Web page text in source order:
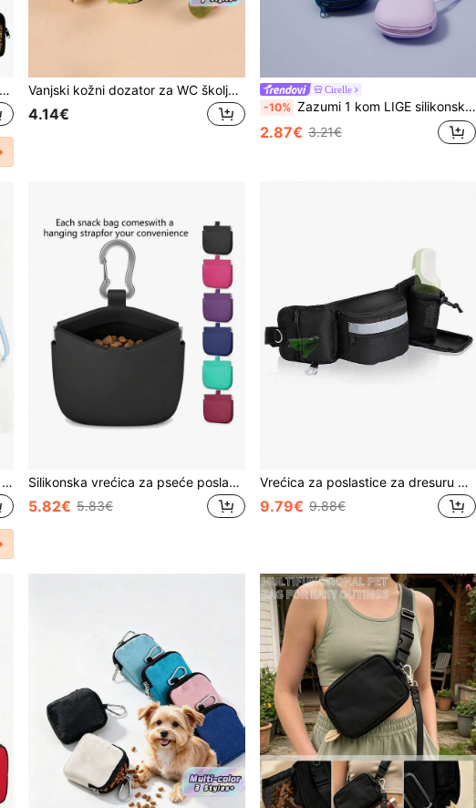
1 kom/2 kom/3 kom vrećica za nagrade za pse s kukicom i patentnim zatvaračem, set za trening ljubimaca, prikladno za trening šteneta, pohranu hrane za pse i šetnje na otvorenom, poliester, slatki uzorak psa Vanjski kožni dozator za WC školjku / Prijenosni dozator vrećica za pseći izmet / Višebojna vrećica za pseći izmet u različitim bojama / Višebojna
4.14€
Cirelle
-10% Zazumi 1 kom LIGE silikonska torbica za dresuru pasa, jednodijelna narukvica, minijaturna prijenosna džepna veličina, lako se čisti, torba za hodanje za kućne ljubimce, silikonska vrećica za poslastice za kućne ljubimce, prijenosna torbica za dresuru pasa
2.87€ 3.21€
Slatka silikonska torba za dresuru kućnih ljubimaca s otiskom šape, prijenosna vrećica za poslastice za pse, vrećica za nagrade za dresuru malih pasa za hvatanje jednom rukom s preslatkim dizajnom šape, lagana, vodootporna, izdržljiva, okrugla vrećica za grickalice za kućne ljubimce koja se lako čisti, pogodna za hranu za kućne ljubimce, kompaktna veličina, pogodna za šetnju na otvorenom, planinarenje, trčanje, dresuru poslušnosti, mekani fleksibilni silikonski materijal, moderan dodatak za dresuru kućnih ljubimaca s otiskom šape, svakodnevna neophodan za kućne ljubimce Silikonska vrećica za pseće poslastice za jednu ruku, džepna torba za dresuru malih pasa s prstenom za povlačenje i poklopcem koji se sam zatvara (remen za zglob uključen unutra), prijenosna torba za pohranu grickalica za kućne ljubimce, lagana i praktična za dresuru pasa, šetnju, aktivnosti na otvorenom, mekani silikonski materijal jednostavan za čišćenje, izdržljiva vrećica za nagrade za kućne ljubimce, kompaktna džepna veličina za nošenje, pogodno za srednje i male pse, štence, neophodno za dresuru kućnih ljubimaca, dostupno u crnoj, tamnoplavoj, ružičastoj, svijetloplavoj, tamnozelenoj boji
5.82€ 5.83€
Vrećica za poslastice za dresuru pasa, pogodna za dresuru kućnih ljubimaca, mala veličina za pseće izlete, stvari za pse, vrećica za poslastice za pse, vrećica za pseće poslastice, vrećica za šetnju pasa
9.79€ 9.88€